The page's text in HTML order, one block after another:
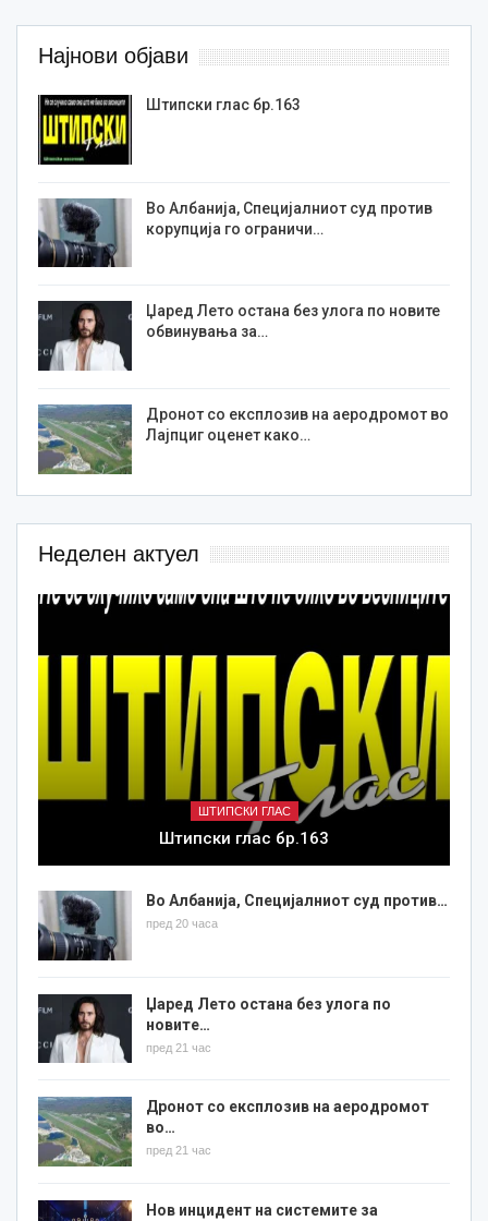
Најнови објави
Штипски глас бр.163
Во Албанија, Специјалниот суд против
корупција го ограничи…
Џаред Лето остана без улога по новите
обвинувања за…
Дронот со експлозив на аеродромот во
Лајпциг оценет како…
Неделен актуел
ШТИПСКИ ГЛАС
Штипски глас бр.163
Во Албанија, Специјалниот суд против…
пред 20 часа
Џаред Лето остана без улога по
новите…
пред 21 час
Дронот со експлозив на аеродромот
во…
пред 21 час
Нов инцидент на системите за